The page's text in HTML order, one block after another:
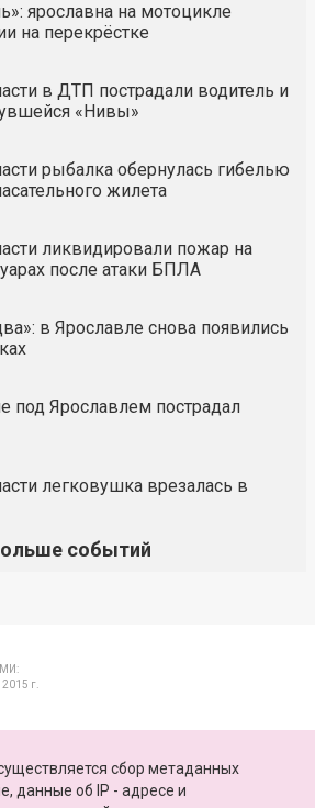
ярославна на мотоцикле
на перекрёстке
в ДТП пострадали водитель и
«Нивы»
рыбалка обернулась гибелью
жилета
ликвидировали пожар на
после атаки БПЛА
в Ярославле снова появились
под Ярославлем пострадал
легковушка врезалась в
событий
г.
сбор метаданных
данные об IP - адресе и